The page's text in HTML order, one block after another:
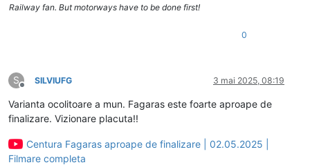
Railway fan. But motorways have to be done first!
0
S
Deconectat
SILVIUFG 3 mai 2025, 08:19
Varianta ocolitoare a mun. Fagaras este foarte aproape de
finalizare. Vizionare placuta!!
Centura Fagaras aproape de finalizare | 02.05.2025 |
Filmare completa